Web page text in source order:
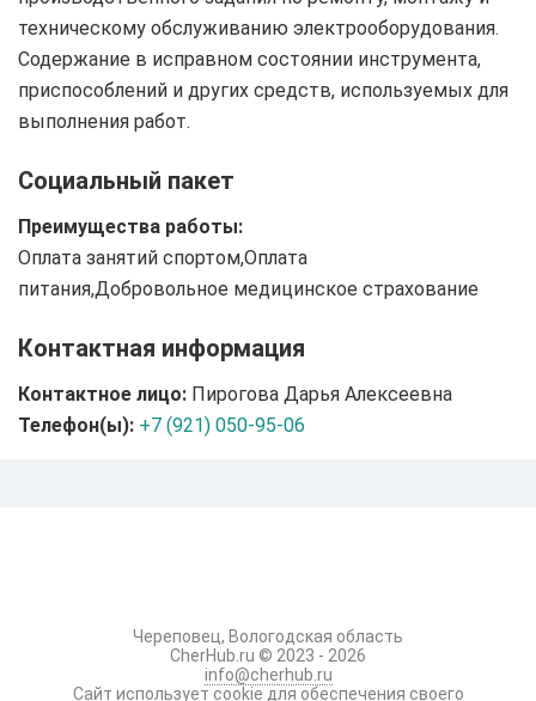
техническому обслуживанию электрооборудования.
Содержание в исправном состоянии инструмента,
приспособлений и других средств, используемых для
выполнения работ.
Социальный пакет
Преимущества работы:
Оплата занятий спортом,Оплата
питания,Добровольное медицинское страхование
Контактная информация
Контактное лицо: Пирогова Дарья Алексеевна
Телефон(ы): +7 (921) 050-95-06
Череповец, Вологодская область
CherHub.ru © 2023 - 2026
info@cherhub.ru
Сайт использует cookie для обеспечения своего